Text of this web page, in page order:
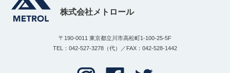
株式会社メトロール
〒190-0011 東京都立川市高松町1-100-25-5F
TEL：042-527-3278（代）／FAX：042-528-1442